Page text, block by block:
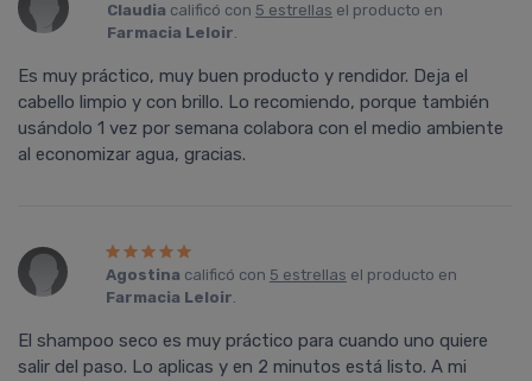
Claudia calificó con 5 estrellas el producto en
Farmacia Leloir.
Es muy práctico, muy buen producto y rendidor. Deja el
cabello limpio y con brillo. Lo recomiendo, porque también
usándolo 1 vez por semana colabora con el medio ambiente
al economizar agua, gracias.
Agostina calificó con 5 estrellas el producto en
Farmacia Leloir.
El shampoo seco es muy práctico para cuando uno quiere
salir del paso. Lo aplicas y en 2 minutos está listo. A mi